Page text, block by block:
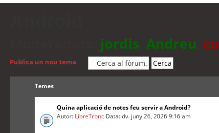
jordis Andreu
Publica un nou tema
Temes
Quina aplicació de notes feu servir a Android?
Autor: LibreTronc Data: dv. juny 26, 2026 9:16 am